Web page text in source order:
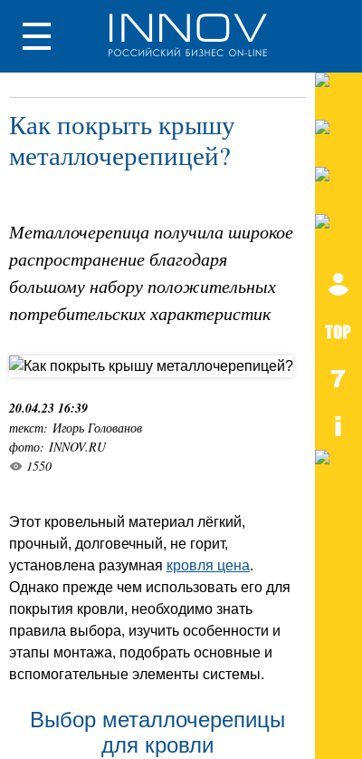
Как покрыть крышу
металлочерепицей?
Металлочерепица получила широкое
распространение благодаря
большому набору положительных
потребительских характеристик
20.04.23 16:39
текст: Игорь Голованов
фото: INNOV.RU
1550
Этот кровельный материал лёгкий,
прочный, долговечный, не горит,
установлена разумная кровля цена.
Однако прежде чем использовать его для
покрытия кровли, необходимо знать
правила выбора, изучить особенности и
этапы монтажа, подобрать основные и
вспомогательные элементы системы.
Выбор металлочерепицы
для кровли